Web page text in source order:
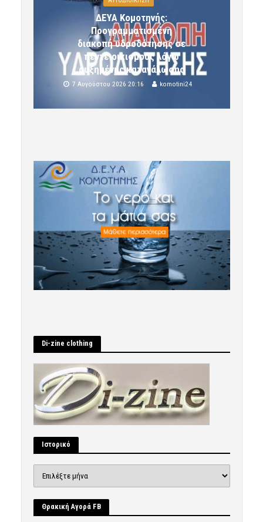
ΔΕΥΑ Κομοτηνής:
Προγραμματισμένη
διακοπή υδροδότησης σε
πέντε οικισμούς λόγω
αυξημένης κατανάλωσης
7 Αυγούστου 2026 20:16 komotini24
Di-zine clothing
Ιστορικό
Θρακική Αγορά FB